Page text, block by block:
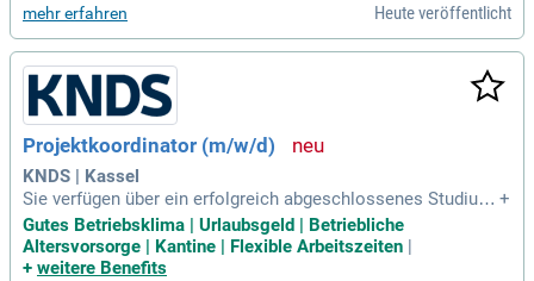
strebigkeit zu unserem Erfolg beitragen möchten. Bei uns er
halten Sie die Chance, von Anfang an Verantwortung zu über
nehmen und echten Einfluss zu nehmen. Unsere Druckproze
sse umfassen das Bedrucken von Blechtafeln im Offsetdruc
kverfahren und die präzise Steuerung der Produktionsparam
eter. Zudem sind Sie für die Inprozesskontrolle, Farbabstim
mungen und die Wartung von Maschinen verantwortlich. We
rden Sie Teil unseres dynamischen Teams und gestalten Sie
aktiv die Zukunft der Hautpflege mit!
mehr erfahren Heute veröffentlicht
Projektkoordinator (m/w/d)
KNDS | Kassel
Sie verfügen über ein erfolgreich abgeschlossenes Studium
der Fachrichtung Maschinenbau, Elektrotechnik, Fahrzeugte
chnik, Wirtschaftsingenieurwesen oder eine vergleichbare Q
ualifikation im technischen Bereich; Sie haben langjährige E
+
Gutes Betriebsklima | Urlaubsgeld | Betriebliche
Altersvorsorge | Kantine | Flexible Arbeitszeiten
+ weitere Benefits